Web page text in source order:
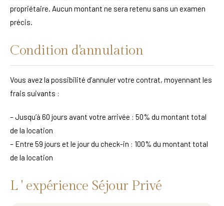
propriétaire. Aucun montant ne sera retenu sans un examen
précis.
Condition d'annulation
Vous avez la possibilité d’annuler votre contrat, moyennant les
frais suivants :
– Jusqu’à 60 jours avant votre arrivée : 50% du montant total
de la location
– Entre 59 jours et le jour du check-in : 100% du montant total
de la location
L ' expérience Séjour Privé